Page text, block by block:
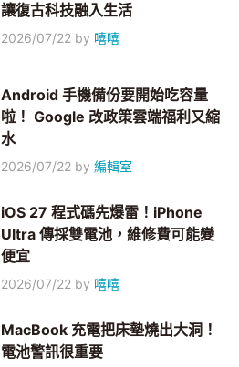
讓復古科技融入生活
2026/07/22 by 嘻嘻
Android 手機備份要開始吃容量
啦！ Google 改政策雲端福利又縮
水
2026/07/22 by編輯室
iOS 27 程式碼先爆雷！iPhone
Ultra 傳採雙電池，維修費可能變
便宜
2026/07/22 by 嘻嘻
MacBook 充電把床墊燒出大洞！
電池警訊很重要